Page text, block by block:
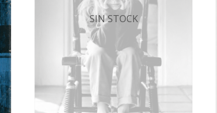
SIN STOCK